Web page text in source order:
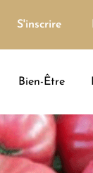
S'inscrire
Bien-Être